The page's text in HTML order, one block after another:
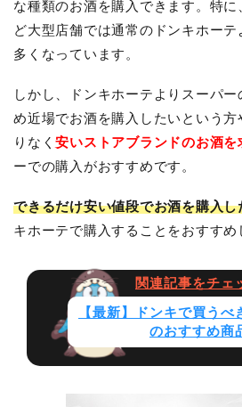
な種類のお酒を購入できます。特
ど大型店舗では通常のドンキホー
多くなっています。
しかし、ドンキホーテよりスーパ
め近場でお酒を購入したいという
りなく安いストアブランドのお酒を
ーでの購入がおすすめです。
できるだけ安い値段でお酒を購入し
キホーテで購入することをおすすめ
【最新】ドンキで買うべ
のおすすめ商